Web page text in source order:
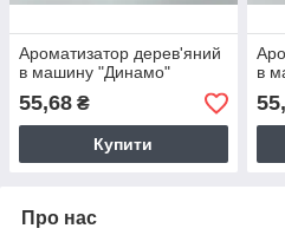
Ароматизатор дерев'яний
в машину "Динамо"
55,68 ₴
Купити
в
Про нас